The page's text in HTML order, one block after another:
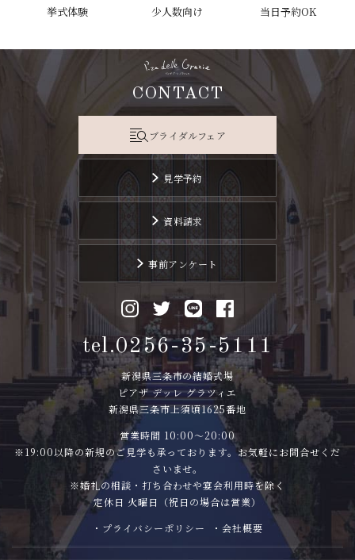
挙式体験 少人数向け 当日予約OK
CONTACT
ブライダルフェア
見学予約
資料請求
事前アンケート
tel.0256-35-5111
新潟県三条市の結婚式場
ピアザ デッレ グラツィエ
新潟県三条市上須頃1625番地
営業時間 10:00〜20:00
※19:00以降の新規のご見学も承っております。お気軽にお問合せくだ
さいませ。
※婚礼の相談・打ち合わせや宴会利用時を除く
定休日 火曜日（祝日の場合は営業）
・プライバシーポリシー
・会社概要